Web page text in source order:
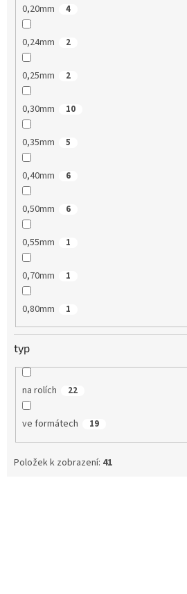
0,20mm 4
0,24mm 2
0,25mm 2
0,30mm 10
0,35mm 5
0,40mm 6
0,50mm 6
0,55mm 1
0,70mm 1
0,80mm 1
typ
na rolích 22
ve formátech 19
Položek k zobrazení: 41